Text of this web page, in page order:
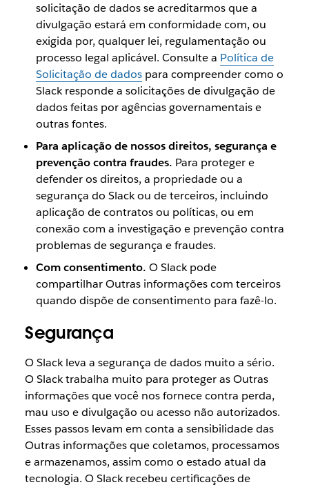
solicitação de dados se acreditarmos que a
divulgação estará em conformidade com, ou
exigida por, qualquer lei, regulamentação ou
processo legal aplicável. Consulte a Política de
Solicitação de dadospara compreender como o
Slack responde a solicitações de divulgação de
dados feitas por agências governamentais e
outras fontes.
Para aplicação de nossos direitos, segurança e
prevenção contra fraudes. Para proteger e
defender os direitos, a propriedade ou a
segurança do Slack ou de terceiros, incluindo
aplicação de contratos ou políticas, ou em
conexão com a investigação e prevenção contra
problemas de segurança e fraudes.
Com consentimento. O Slack pode
compartilhar Outras informações com terceiros
quando dispõe de consentimento para fazê-lo.
Segurança
O Slack leva a segurança de dados muito a sério.
O Slack trabalha muito para proteger as Outras
informações que você nos fornece contra perda,
mau uso e divulgação ou acesso não autorizados.
Esses passos levam em conta a sensibilidade das
Outras informações que coletamos, processamos
e armazenamos, assim como o estado atual da
tecnologia. O Slack recebeu certificações de